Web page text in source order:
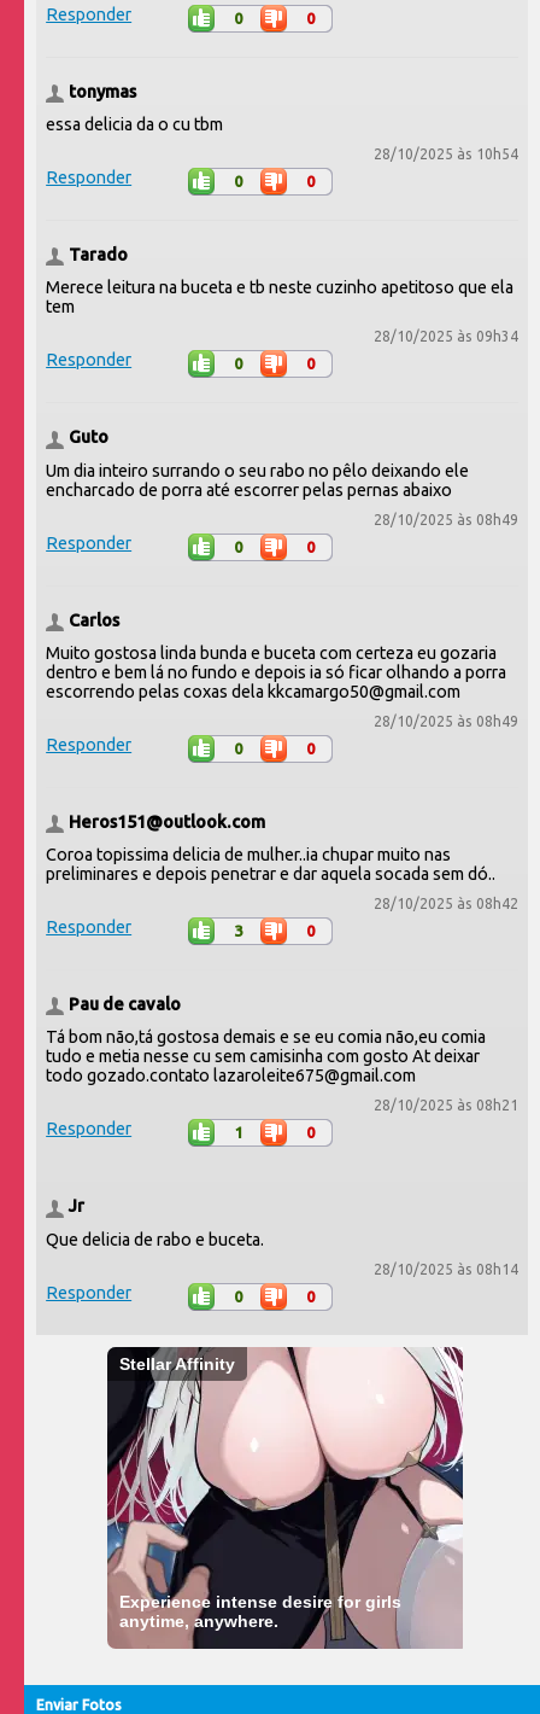
Responder 0 0
tonymas
essa delicia da o cu tbm
28/10/2025 às 10h54
Responder 0 0
Tarado
Merece leitura na buceta e tb neste cuzinho apetitoso que ela
tem
28/10/2025 às 09h34
Responder 0 0
Guto
Um dia inteiro surrando o seu rabo no pêlo deixando ele
encharcado de porra até escorrer pelas pernas abaixo
28/10/2025 às 08h49
Responder 0 0
Carlos
Muito gostosa linda bunda e buceta com certeza eu gozaria
dentro e bem lá no fundo e depois ia só ficar olhando a porra
escorrendo pelas coxas dela kkcamargo50@gmail.com
28/10/2025 às 08h49
Responder 0 0
Heros151@outlook.com
Coroa topissima delicia de mulher..ia chupar muito nas
preliminares e depois penetrar e dar aquela socada sem dó..
28/10/2025 às 08h42
Responder 3 0
Pau de cavalo
Tá bom não,tá gostosa demais e se eu comia não,eu comia
tudo e metia nesse cu sem camisinha com gosto At deixar
todo gozado.contato lazaroleite675@gmail.com
28/10/2025 às 08h21
Responder 1 0
Jr
Que delicia de rabo e buceta.
28/10/2025 às 08h14
Responder 0 0
Experience intense desire for girls
anytime, anywhere.
Stellar Affinity
Enviar Fotos